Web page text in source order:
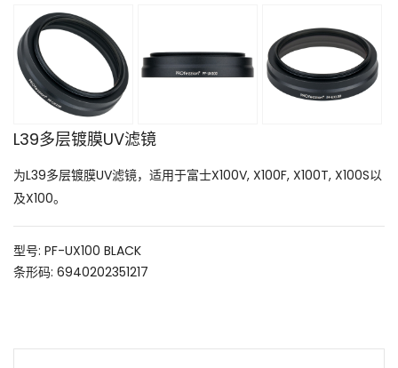
L39多层镀膜UV滤镜
为L39多层镀膜UV滤镜，适用于富士X100V, X100F, X100T, X100S以
及X100。
型号: PF-UX100 BLACK
条形码: 6940202351217